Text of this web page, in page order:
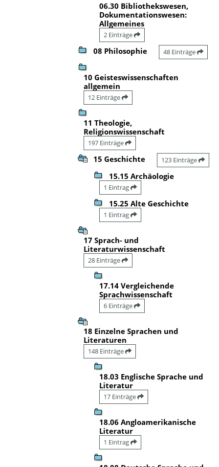
06.30 Bibliothekswesen,
Dokumentationswesen:
Allgemeines
2 Einträge
08 Philosophie 48 Einträge
10 Geisteswissenschaften
allgemein
12 Einträge
11 Theologie,
Religionswissenschaft
197 Einträge
15 Geschichte 123 Einträge
15.15 Archäologie
1 Eintrag
15.25 Alte Geschichte
1 Eintrag
17 Sprach- und
Literaturwissenschaft
28 Einträge
17.14 Vergleichende
Sprachwissenschaft
6 Einträge
18 Einzelne Sprachen und
Literaturen
148 Einträge
18.03 Englische Sprache und
Literatur
17 Einträge
18.06 Angloamerikanische
Literatur
1 Eintrag